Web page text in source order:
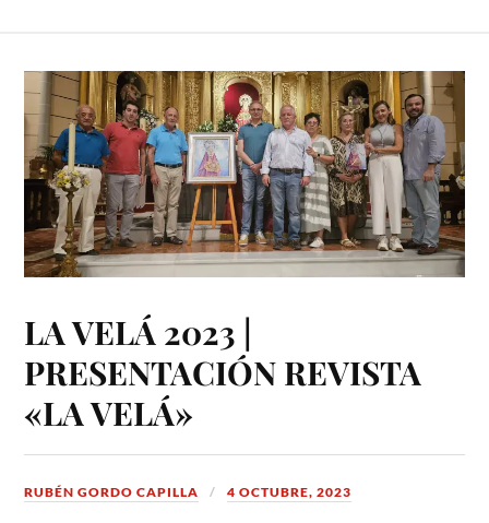
LA VELÁ 2023 |
PRESENTACIÓN REVISTA
«LA VELÁ»
RUBÉN GORDO CAPILLA 4 OCTUBRE, 2023